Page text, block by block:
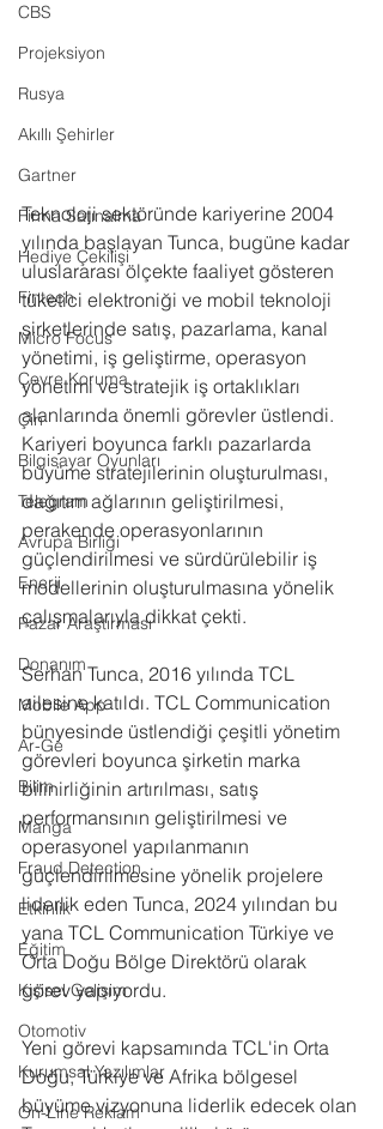
CBS
Projeksiyon
Rusya
Akıllı Şehirler
Gartner
Firma Satınalma
Hediye Çekilişi
Fintech
Micro Focus
Çevre Koruma
Çin
Bilgisayar Oyunları
Telegram
Avrupa Birliği
Enerji
Pazar Araştırması
Donanım
Mobile App
Ar-Ge
Bilim
Manga
Fraud Detection
Etkinlik
Eğitim
Kişisel Gelişim
Otomotiv
Kurumsal Yazılımlar
On-Line Reklam
Teknoloji sektöründe kariyerine 2004
yılında başlayan Tunca, bugüne kadar
uluslararası ölçekte faaliyet gösteren
tüketici elektroniği ve mobil teknoloji
şirketlerinde satış, pazarlama, kanal
yönetimi, iş geliştirme, operasyon
yönetimi ve stratejik iş ortaklıkları
alanlarında önemli görevler üstlendi.
Kariyeri boyunca farklı pazarlarda
büyüme stratejilerinin oluşturulması,
dağıtım ağlarının geliştirilmesi,
perakende operasyonlarının
güçlendirilmesi ve sürdürülebilir iş
modellerinin oluşturulmasına yönelik
çalışmalarıyla dikkat çekti.
Serhan Tunca, 2016 yılında TCL
ailesine katıldı. TCL Communication
bünyesinde üstlendiği çeşitli yönetim
görevleri boyunca şirketin marka
bilinirliğinin artırılması, satış
performansının geliştirilmesi ve
operasyonel yapılanmanın
güçlendirilmesine yönelik projelere
liderlik eden Tunca, 2024 yılından bu
yana TCL Communication Türkiye ve
Orta Doğu Bölge Direktörü olarak
görev yapıyordu.
Yeni görevi kapsamında TCL'in Orta
Doğu, Türkiye ve Afrika bölgesel
büyüme vizyonuna liderlik edecek olan